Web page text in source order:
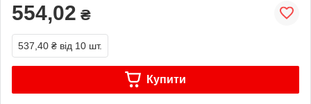
554,02 ₴
537,40 ₴ від 10 шт.
Купити